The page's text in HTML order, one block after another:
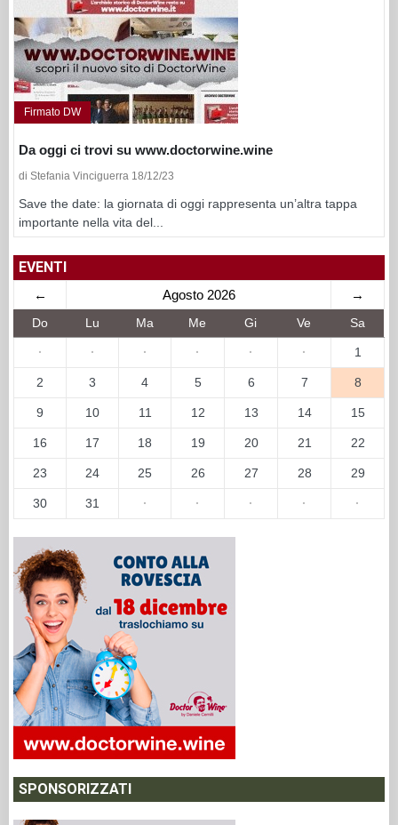
Firmato DW
Da oggi ci trovi su www.doctorwine.wine
di Stefania Vinciguerra 18/12/23
Save the date: la giornata di oggi rappresenta un’altra tappa
importante nella vita del...
EVENTI
← Agosto 2026 →
Do Lu Ma Me Gi Ve Sa
· · · · · · 1
2 3 4 5 6 7 8
9 10 11 12 13 14 15
16 17 18 19 20 21 22
23 24 25 26 27 28 29
30 31 · · · · ·
SPONSORIZZATI